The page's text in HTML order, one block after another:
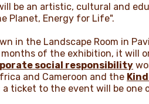
be an artistic, cultural and
Planet, Energy for Life".
in the Landscape Room in
of the exhibition, it will
social responsibility
and Cameroon and the
a ticket to the event will be